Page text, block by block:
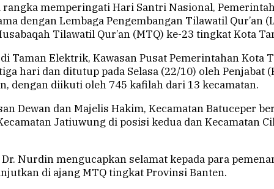
memperingati Hari Santri Nasional,
dengan Lembaga Pengembangan Tilawatil Qur’an
Tilawatil Qur’an (MTQ) ke-23 tingkat Kota
Taman Elektrik, Kawasan Pusat Pemerintahan Kota
hari dan ditutup pada Selasa (22/10) oleh Penjabat
dengan diikuti oleh 745 kafilah dari 13 kecamatan.
Dewan dan Majelis Hakim, Kecamatan Batuceper
Jatiuwung di posisi kedua dan Kecamatan
Nurdin mengucapkan selamat kepada para
di ajang MTQ tingkat Provinsi Banten.